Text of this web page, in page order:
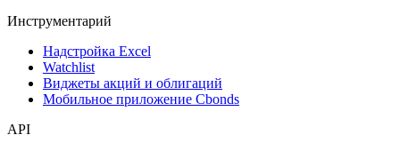
Инструментарий
Надстройка Excel
Watchlist
Виджеты акций и облигаций
Мобильное приложение Cbonds
API